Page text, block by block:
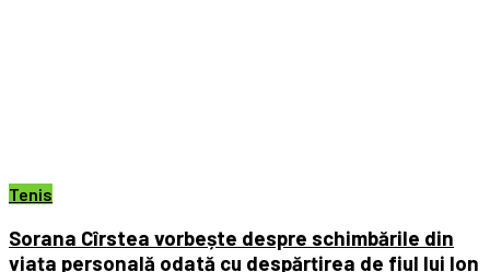
Tenis
Sorana Cîrstea vorbește despre schimbările din
viața personală odată cu despărțirea de fiul lui Ion